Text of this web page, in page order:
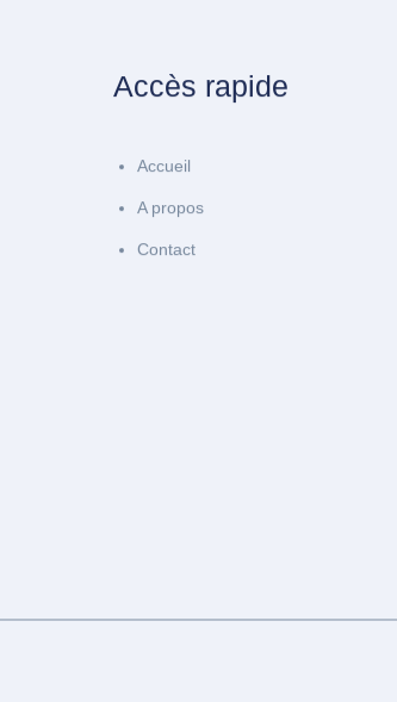
Accès rapide
Accueil
A propos
Contact